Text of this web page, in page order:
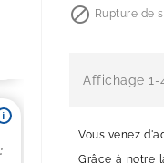
 Rupture de
Affichage 1-
Vous venez
Grâce à notre